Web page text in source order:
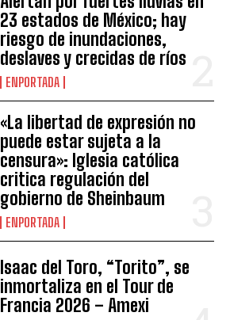
23 estados de México; hay
riesgo de inundaciones,
deslaves y crecidas de ríos
ENPORTADA
«La libertad de expresión no
puede estar sujeta a la
censura»: Iglesia católica
critica regulación del
gobierno de Sheinbaum
ENPORTADA
Isaac del Toro, “Torito”, se
inmortaliza en el Tour de
Francia 2026 – Amexi